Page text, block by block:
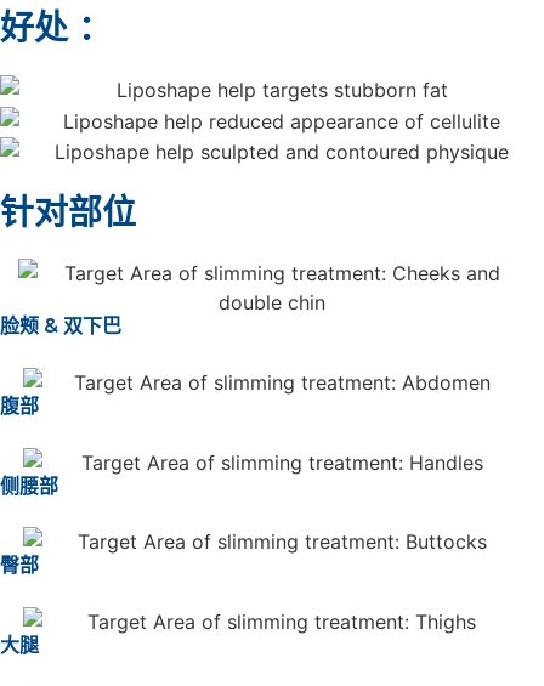
好处 ：
针对部位
脸颊 & 双下巴
腹部
侧腰部
臀部
大腿